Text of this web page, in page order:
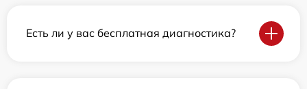
Есть ли у вас бесплатная диагностика?